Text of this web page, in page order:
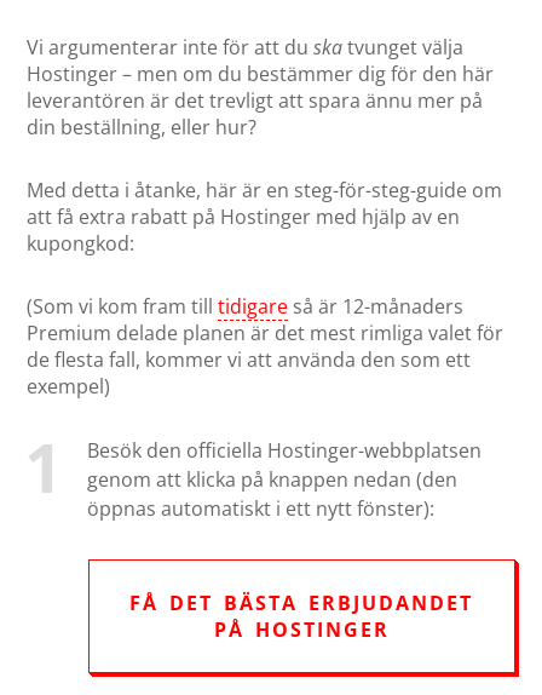
Vi argumenterar inte för att duskatvunget välja
Hostinger – men om du bestämmer dig för den här
leverantören är det trevligt att spara ännu mer på
din beställning, eller hur?
Med detta i åtanke, här är en steg-för-steg-guide om
att få extra rabatt på Hostinger med hjälp av en
kupongkod:
(Som vi kom fram tilltidigare så är 12-månaders
Premium delade planen är det mest rimliga valet för
de flesta fall, kommer vi att använda den som ett
exempel)
Besök den officiella Hostinger-webbplatsen
genom att klicka på knappen nedan (den
öppnas automatiskt i ett nytt fönster):
FÅ DET BÄSTA ERBJUDANDET
PÅ HOSTINGER